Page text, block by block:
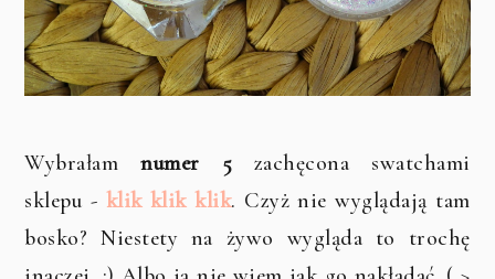
Wybrałamnumer 5 zachęcona swatchami
sklepu - klik klik klik. Czyż nie wyglądają tam
bosko? Niestety na żywo wygląda to trochę